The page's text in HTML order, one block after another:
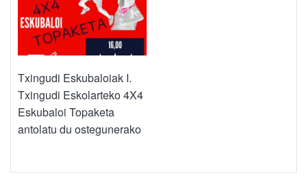
Txingudi Eskubaloiak I.
Txingudi Eskolarteko 4X4
Eskubaloi Topaketa
antolatu du ostegunerako